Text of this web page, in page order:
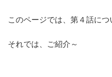
このページでは、第４話につ
それでは、ご紹介～